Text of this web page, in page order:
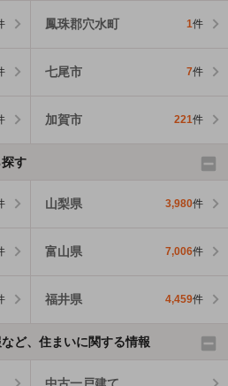
鳳珠郡穴水町 1件
七尾市 7件
加賀市 221件
す
山梨県 3,980件
富山県 7,006件
福井県 4,459件
ど、住まいに関する情報
中古一戸建て